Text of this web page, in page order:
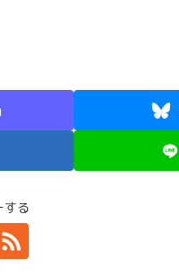
する